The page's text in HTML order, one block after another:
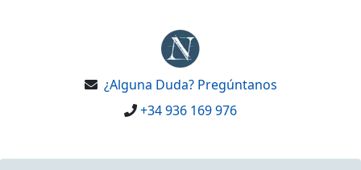
¿Alguna Duda? Pregúntanos
+34 936 169 976